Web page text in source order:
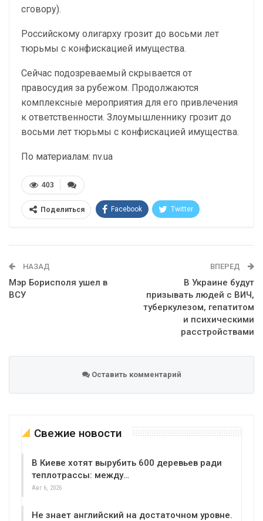
сговору).
Российскому олигарху грозит до восьми лет
тюрьмы с конфискацией имущества.
Сейчас подозреваемый скрывается от
правосудия за рубежом. Продолжаются
комплексные мероприятия для его привлечения
к ответственности. Злоумышленнику грозит до
восьми лет тюрьмы с конфискацией имущества.
По материалам: nv.ua
403
Поделиться Facebook Twitter
НАЗАД
Мэр Борисполя ушел в
ВСУ
ВПЕРЕД
В Украине будут
призывать людей с ВИЧ,
туберкулезом, гепатитом
и психическими
расстройствами
Оставить комментарий
Свежие новости
В Киеве хотят вырубить 600 деревьев ради
теплотрассы: между…
Авг 6, 2026
Не знает английский на достаточном уровне.